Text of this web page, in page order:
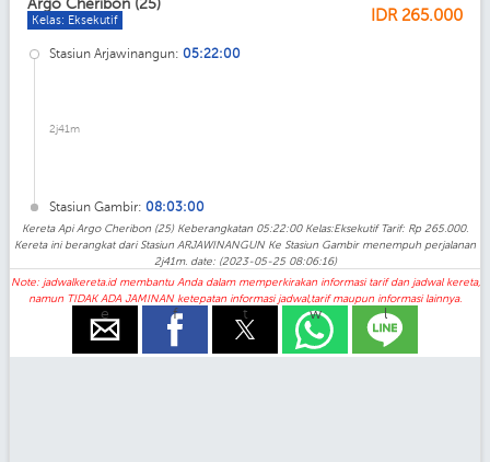
Argo Cheribon (25)
Kelas: Eksekutif IDR 265.000
Stasiun Arjawinangun: 05:22:00
2j41m
Stasiun Gambir: 08:03:00
Kereta Api Argo Cheribon (25) Keberangkatan 05:22:00 Kelas:Eksekutif Tarif: Rp 265.000.
Kereta ini berangkat dari Stasiun ARJAWINANGUN Ke Stasiun Gambir menempuh perjalanan
2j41m. date: (2023-05-25 08:06:16)
Note: jadwalkereta.id membantu Anda dalam memperkirakan informasi tarif dan jadwal kereta,
namun TIDAK ADA JAMINAN ketepatan informasi jadwal,tarif maupun informasi lainnya.
e f t w l